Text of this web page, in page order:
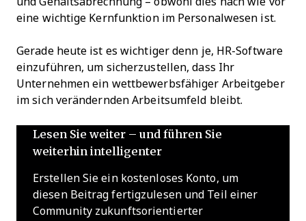
eine wichtige Kernfunktion im Personalwesen ist.
Gerade heute ist es wichtiger denn je, HR-Software
einzuführen, um sicherzustellen, dass Ihr
Unternehmen ein wettbewerbsfähiger Arbeitgeber
im sich verändernden Arbeitsumfeld bleibt.
Lesen Sie weiter – und führen Sie
weiterhin intelligenter
Erstellen Sie ein kostenloses Konto, um
diesen Beitrag fertigzulesen und Teil einer
Community zukunftsorientierter